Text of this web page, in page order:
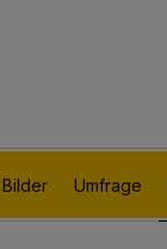
Bilder Umfrage